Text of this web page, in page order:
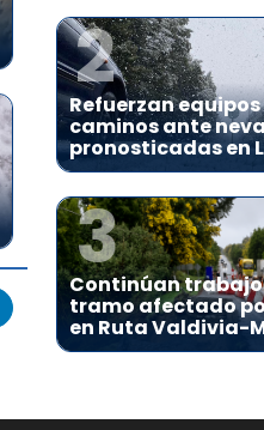
2
Refuerzan
caminos ante
pronosticadas en
3
Continúan
tramo afectado
en Ruta Valdivia-